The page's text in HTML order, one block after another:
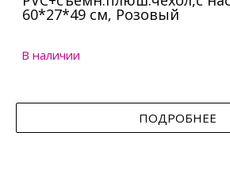
60*27*49 см, Розовый
В наличии
ПОДРОБНЕЕ